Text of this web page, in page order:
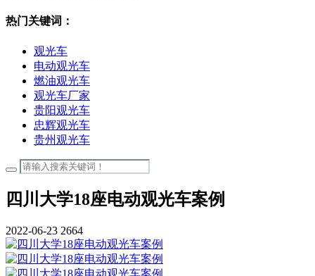
热门关键词：
观光车
电动观光车
燃油观光车
观光车厂家
贵阳观光车
忠辉观光车
贵州观光车
四川大学18座电动观光车案例
2022-06-23 2664